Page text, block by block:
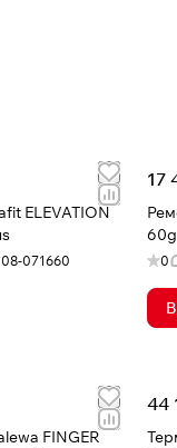
ELEVATION
08-071660
17
60g
0
FINGER
44